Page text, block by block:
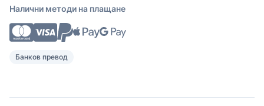
Налични методи на плащане
Банков превод